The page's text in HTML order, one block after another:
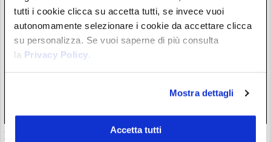
tutti i cookie clicca su accetta tutti, se invece vuoi
autonomamente selezionare i cookie da accettare clicca
su personalizza. Se vuoi saperne di più consulta
la Privacy Policy.
Mostra dettagli
Accetta tutti
Il “nuovo Warren Buffett” crolla insieme all’AI. Da marzo